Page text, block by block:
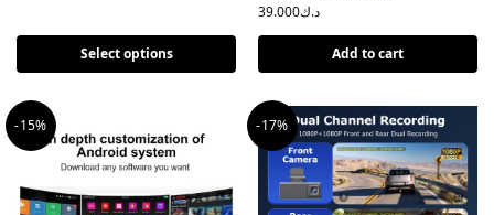
Select options
د.ك39.000
Add to cart
-15% -17%